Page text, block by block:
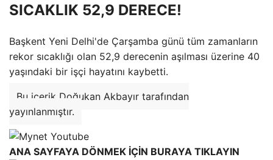
SICAKLIK 52,9 DERECE!
Başkent Yeni Delhi'de Çarşamba günü tüm zamanların
rekor sıcaklığı olan 52,9 derecenin aşılması üzerine 40
yaşındaki bir işçi hayatını kaybetti.
Bu içerik Doğukan Akbayır tarafından
yayınlanmıştır.
ANA SAYFAYA DÖNMEK İÇİN BURAYA TIKLAYIN